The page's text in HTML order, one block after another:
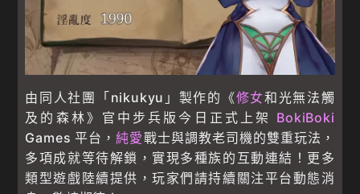
由同人社團「nikukyu」製作的《修女和光無法觸
及的森林》官中步兵版今日正式上架 BokiBoki
Games 平台，純愛戰士與調教老司機的雙重玩法，
多項成就等待解鎖，實現多種族的互動連結！更多
類型遊戲陸續提供，玩家們請持續關注平台動態消